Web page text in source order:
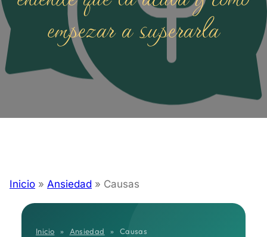
empezar a superarla
Inicio » Ansiedad » Causas
Inicio » Ansiedad » Causas